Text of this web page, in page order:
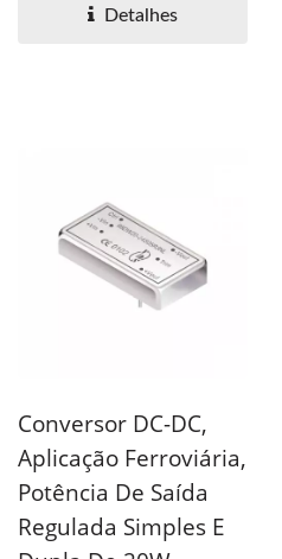
Detalhes
Conversor DC-DC,
Aplicação Ferroviária,
Potência De Saída
Regulada Simples E